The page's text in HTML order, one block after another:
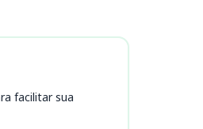
facilitar sua